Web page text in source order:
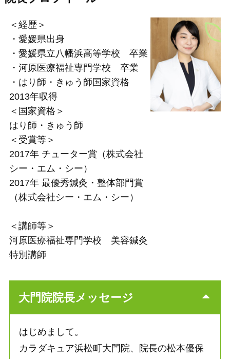
＜経歴＞
・愛媛県出身
・愛媛県立八幡浜高等学校 卒業
・河原医療福祉専門学校 卒業
・はり師・きゅう師国家資格
2013年収得
＜国家資格＞
はり師・きゅう師
＜受賞等＞
2017年 チューター賞（株式会社
シー・エム・シー）
2017年 最優秀鍼灸・整体部門賞
（株式会社シー・エム・シー）
＜講師等＞
河原医療福祉専門学校 美容鍼灸
特別講師
大門院院長メッセージ
はじめまして。
カラダキュア浜松町大門院、院長の松本優保